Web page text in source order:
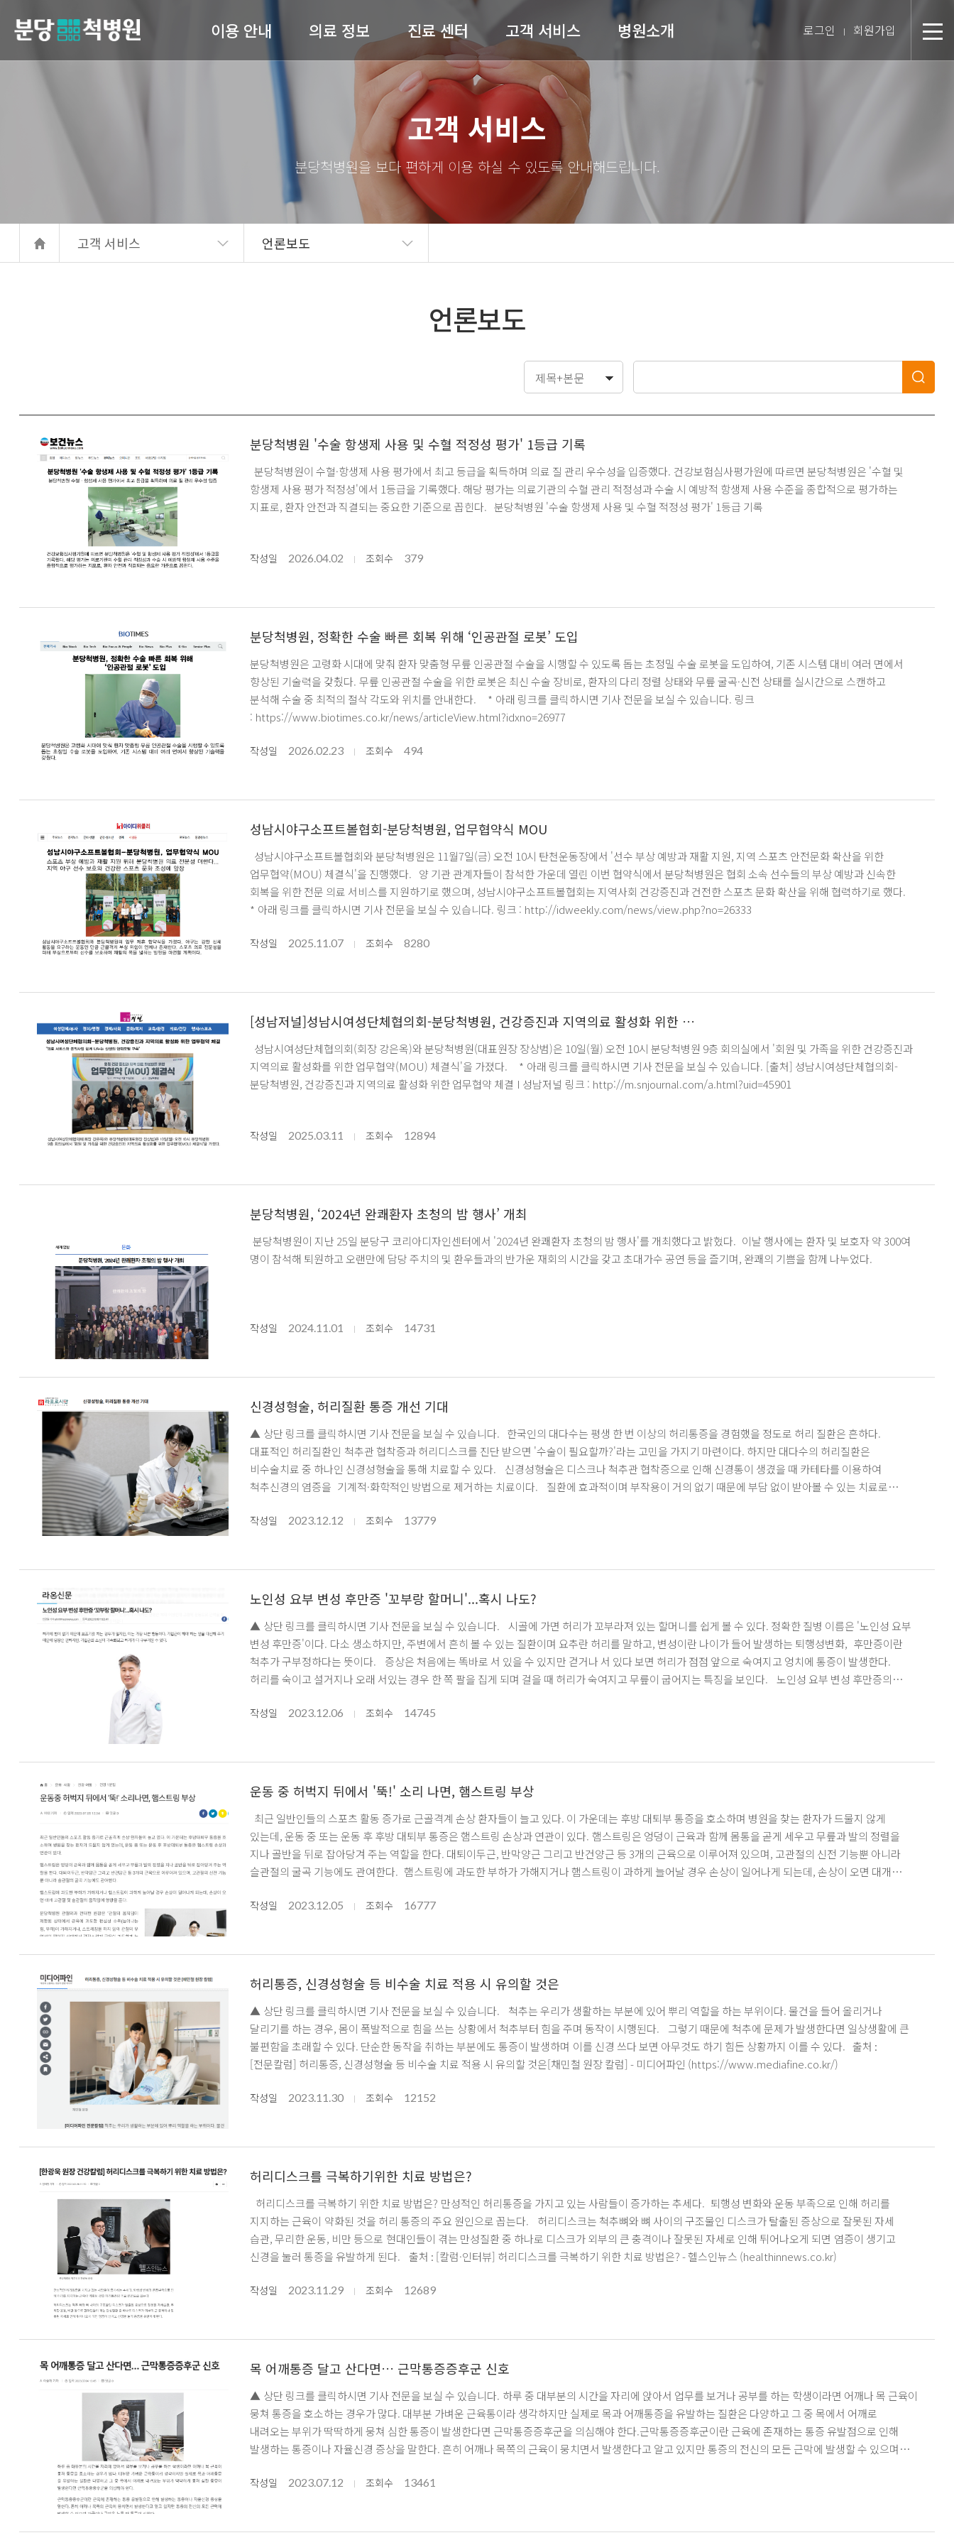
이용 안내 의료 정보
고관절 / 무릎 / 발
기타질환
진료 센터
척추센터
관절센터
도수재활센터
고객 서비스
공지사항
전문의 상담
온라인예약
완쾌 스토리
고객의 소리
병원소개
척병원 스토리
스텝 소개
의료장비 소개
로그인 회원가입
고객 서비스
고객 서비스 언론보도
언론보도
분당척병원 '수술 항생제 사용 및 수혈 적정성 평가' 1등급 기록
항생제 사용 평가 적정성'에서 1등급을 기록했다. 해당 평가는 의료기관의 수혈 관리 적정성과 수술 시 예방적 항생제 사용 수준을 종합적으로 평가하는
지표로, 환자 안전과 직결되는 중요한 기준으로 꼽힌다. 분당척병원 '수술 항생제 사용 및 수혈 적정성 평가' 1등급 기록
작성일 2026.04.02 조회수 379
분당척병원, 정확한 수술 빠른 회복 위해 ‘인공관절 로봇’ 도입
분당척병원은 고령화 시대에 맞춰 환자 맞춤형 무릎 인공관절 수술을 시행할 수 있도록 돕는 초정밀 수술 로봇을 도입하여, 기존 시스템 대비 여러 면에서
향상된 기술력을 갖췄다. 무릎 인공관절 수술을 위한 로봇은 최신 수술 장비로, 환자의 다리 정렬 상태와 무릎 굴곡·신전 상태를 실시간으로 스캔하고
분석해 수술 중 최적의 절삭 각도와 위치를 안내한다. * 아래 링크를 클릭하시면 기사 전문을 보실 수 있습니다. 링크
: https://www.biotimes.co.kr/news/articleView.html?idxno=26977
작성일 2026.02.23 조회수 494
성남시야구소프트볼협회-분당척병원, 업무협약식 MOU
업무협약(MOU) 체결식'을 진행했다. 양 기관 관계자들이 참석한 가운데 열린 이번 협약식에서 분당척병원은 협회 소속 선수들의 부상 예방과 신속한
회복을 위한 전문 의료 서비스를 지원하기로 했으며, 성남시야구소프트볼협회는 지역사회 건강증진과 건전한 스포츠 문화 확산을 위해 협력하기로 했다.
* 아래 링크를 클릭하시면 기사 전문을 보실 수 있습니다. 링크 : http://idweekly.com/news/view.php?no=26333
작성일 2025.11.07 조회수 8280
[성남저널]성남시여성단체협의회-분당척병원, 건강증진과 지역의료 활성화 위한 …
지역의료 활성화를 위한 업무협약(MOU) 체결식'을 가졌다. * 아래 링크를 클릭하시면 기사 전문을 보실 수 있습니다. [출처] 성남시여성단체협의회-
분당척병원, 건강증진과 지역의료 활성화 위한 업무협약 체결 I 성남저널 링크 : http://m.snjournal.com/a.html?uid=45901
작성일 2025.03.11 조회수 12894
분당척병원, ‘2024년 완쾌환자 초청의 밤 행사’ 개최
분당척병원이 지난 25일 분당구 코리아디자인센터에서 '2024년 완쾌환자 초청의 밤 행사'를 개최했다고 밝혔다. 이날 행사에는 환자 및 보호자 약 300여
명이 참석해 퇴원하고 오랜만에 담당 주치의 및 환우들과의 반가운 재회의 시간을 갖고 초대가수 공연 등을 즐기며, 완쾌의 기쁨을 함께 나누었다.
작성일 2024.11.01 조회수 14731
신경성형술, 허리질환 통증 개선 기대
▲ 상단 링크를 클릭하시면 기사 전문을 보실 수 있습니다. 한국인의 대다수는 평생 한 번 이상의 허리통증을 경험했을 정도로 허리 질환은 흔하다.
대표적인 허리질환인 척추관 협착증과 허리디스크를 진단 받으면 '수술이 필요할까?'라는 고민을 가지기 마련이다. 하지만 대다수의 허리질환은
비수술치료 중 하나인 신경성형술을 통해 치료할 수 있다. 신경성형술은 디스크나 척추관 협착증으로 인해 신경통이 생겼을 때 카테타를 이용하여
척추신경의 염증을 기계적·화학적인 방법으로 제거하는 치료이다. 질환에 효과적이며 부작용이 거의 없기 때문에 부담 없이 받아볼 수 있는 치료로
부담이 큰 것이 사실이다. 수술 자체가 마취하에 절개와 봉합의 과정이 있고, 수술 후 회복에도 많은 시간을 소요하기 때문이다. 어떤 환자들은 일상생활로
작성일 2023.12.12 조회수 13779
노인성 요부 변성 후만증 '꼬부랑 할머니'...혹시 나도?
▲ 상단 링크를 클릭하시면 기사 전문을 보실 수 있습니다. 시골에 가면 허리가 꼬부라져 있는 할머니를 쉽게 볼 수 있다. 정확한 질병 이름은 '노인성 요부
변성 후만증'이다. 다소 생소하지만, 주변에서 흔히 볼 수 있는 질환이며 요추란 허리를 말하고, 변성이란 나이가 들어 발생하는 퇴행성변화, 후만증이란
척추가 구부정하다는 뜻이다. 증상은 처음에는 똑바로 서 있을 수 있지만 걷거나 서 있다 보면 허리가 점점 앞으로 숙여지고 엉치에 통증이 발생한다.
허리를 숙이고 설거지나 오래 서있는 경우 한 쪽 팔을 집게 되며 걸을 때 허리가 숙여지고 무릎이 굽어지는 특징을 보인다. 노인성 요부 변성 후만증의
- 라온신문(raonnews.com/news/)
작성일 2023.12.06 조회수 14745
운동 중 허벅지 뒤에서 '뚝!' 소리 나면, 햄스트링 부상
있는데, 운동 중 또는 운동 후 후방 대퇴부 통증은 햄스트링 손상과 연관이 있다. 햄스트링은 엉덩이 근육과 함께 몸통을 곧게 세우고 무릎과 발의 정렬을
지나 골반을 뒤로 잡아당겨 주는 역할을 한다. 대퇴이두근, 반막양근 그리고 반건양근 등 3개의 근육으로 이루어져 있으며, 고관절의 신전 기능뿐 아니라
슬관절의 굴곡 기능에도 관여한다. 햄스트링에 과도한 부하가 가해지거나 햄스트링이 과하게 늘어날 경우 손상이 일어나게 되는데, 손상이 오면 대개
힘, 부하)이 가해지거나, 스트레칭을 하지 않아 관절의 유연성이 떨어진 상태에서 갑작스럽게 근육이 과도하게 늘어날 경우 손상이 올 수 있다"라고
작성일 2023.12.05 조회수 16777
허리통증, 신경성형술 등 비수술 치료 적용 시 유의할 것은
▲ 상단 링크를 클릭하시면 기사 전문을 보실 수 있습니다. 척추는 우리가 생활하는 부분에 있어 뿌리 역할을 하는 부위이다. 물건을 들어 올리거나
달리기를 하는 경우, 몸이 폭발적으로 힘을 쓰는 상황에서 척추부터 힘을 주며 동작이 시행된다. 그렇기 때문에 척추에 문제가 발생한다면 일상생활에 큰
불편함을 초래할 수 있다. 단순한 동작을 취하는 부분에도 통증이 발생하며 이를 신경 쓰다 보면 아무것도 하기 힘든 상황까지 이를 수 있다. 출처 :
[전문칼럼] 허리통증, 신경성형술 등 비수술 치료 적용 시 유의할 것은[채민철 원장 칼럼] - 미디어파인 (https://www.mediafine.co.kr/)
작성일 2023.11.30 조회수 12152
허리디스크를 극복하기위한 치료 방법은?
허리디스크를 극복하기 위한 치료 방법은? 만성적인 허리통증을 가지고 있는 사람들이 증가하는 추세다. 퇴행성 변화와 운동 부족으로 인해 허리를
지지하는 근육이 약화된 것을 허리 통증의 주요 원인으로 꼽는다. 허리디스크는 척추뼈와 뼈 사이의 구조물인 디스크가 탈출된 증상으로 잘못된 자세
습관, 무리한 운동, 비만 등으로 현대인들이 겪는 만성질환 중 하나로 디스크가 외부의 큰 충격이나 잘못된 자세로 인해 튀어나오게 되면 염증이 생기고
신경을 눌러 통증을 유발하게 된다. 출처 : [칼럼·인터뷰] 허리디스크를 극복하기 위한 치료 방법은? - 헬스인뉴스 (healthinnews.co.kr)
작성일 2023.11.29 조회수 12689
목 어깨통증 달고 산다면… 근막통증증후군 신호
▲ 상단 링크를 클릭하시면 기사 전문을 보실 수 있습니다. 하루 중 대부분의 시간을 자리에 앉아서 업무를 보거나 공부를 하는 학생이라면 어깨나 목 근육이
뭉쳐 통증을 호소하는 경우가 많다. 대부분 가벼운 근육통이라 생각하지만 실제로 목과 어깨통증을 유발하는 질환은 다양하고 그 중 목에서 어깨로
내려오는 부위가 딱딱하게 뭉쳐 심한 통증이 발생한다면 근막통증증후군을 의심해야 한다.근막통증증후군이란 근육에 존재하는 통증 유발점으로 인해
발생하는 통증이나 자율신경 증상을 말한다. 흔히 어깨나 목쪽의 근육이 뭉치면서 발생한다고 알고 있지만 통증의 전신의 모든 근막에 발생할 수 있으며
작성일 2023.07.12 조회수 13461